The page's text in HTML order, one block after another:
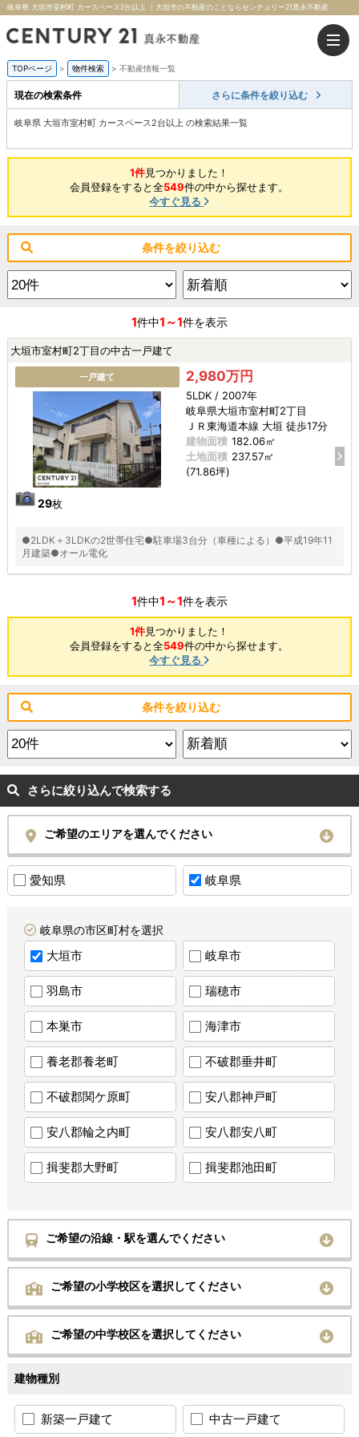
岐阜県 大垣市室村町 カースペース2台以上 ｜大垣市の不動産のことならセンチュリー21真永不動産
TOPページ > 物件検索 > 不動産情報一覧
現在の検索条件 さらに条件を絞り込む
岐阜県 大垣市室村町 カースペース2台以上 の検索結果一覧
1件見つかりました！
会員登録をすると全549件の中から探せます。
今すぐ見る
条件を絞り込む
1件中1～1件を表示
大垣市室村町2丁目の中古一戸建て
一戸建て
29枚
2,980万円
5LDK / 2007年
岐阜県大垣市室村町2丁目
ＪＲ東海道本線 大垣 徒歩17分
建物面積 182.06㎡
土地面積 237.57㎡
(71.86坪)
●2LDK＋3LDKの2世帯住宅●駐車場3台分（車種による）●平成19年11
月建築●オール電化
1件中1～1件を表示
1件見つかりました！
会員登録をすると全549件の中から探せます。
今すぐ見る
条件を絞り込む
さらに絞り込んで検索する
ご希望のエリアを選んでください
愛知県 岐阜県
岐阜県の市区町村を選択
大垣市 岐阜市
羽島市 瑞穂市
本巣市 海津市
養老郡養老町 不破郡垂井町
不破郡関ケ原町 安八郡神戸町
安八郡輪之内町 安八郡安八町
揖斐郡大野町 揖斐郡池田町
ご希望の沿線・駅を選んでください
ご希望の小学校区を選択してください
ご希望の中学校区を選択してください
建物種別
新築一戸建て 中古一戸建て